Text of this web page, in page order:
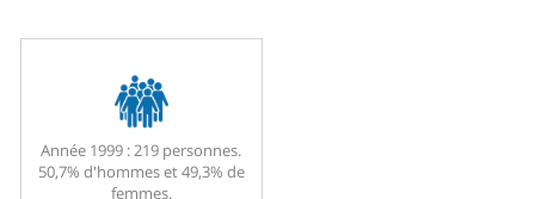
Année 1999 :219 personnes.
50,7% d'hommes et 49,3% de
femmes.